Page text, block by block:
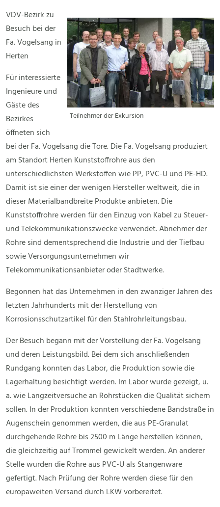
Teilnehmer der Exkursion
VDV-Bezirk zu
Besuch bei der
Fa. Vogelsang in
Herten
Für interessierte
Ingenieure und
Gäste des
Bezirkes
öffneten sich
bei der Fa. Vogelsang die Tore. Die Fa. Vogelsang produziert
am Standort Herten Kunststoffrohre aus den
unterschiedlichsten Werkstoffen wie PP, PVC-U und PE-HD.
Damit ist sie einer der wenigen Hersteller weltweit, die in
dieser Materialbandbreite Produkte anbieten. Die
Kunststoffrohre werden für den Einzug von Kabel zu Steuer-
und Telekommunikationszwecke verwendet. Abnehmer der
Rohre sind dementsprechend die Industrie und der Tiefbau
sowie Versorgungsunternehmen wir
Telekommunikationsanbieter oder Stadtwerke.
Begonnen hat das Unternehmen in den zwanziger Jahren des
letzten Jahrhunderts mit der Herstellung von
Korrosionsschutzartikel für den Stahlrohrleitungsbau.
Der Besuch begann mit der Vorstellung der Fa. Vogelsang
und deren Leistungsbild. Bei dem sich anschließenden
Rundgang konnten das Labor, die Produktion sowie die
Lagerhaltung besichtigt werden. Im Labor wurde gezeigt, u.
a. wie Langzeitversuche an Rohrstücken die Qualität sichern
sollen. In der Produktion konnten verschiedene Bandstraße in
Augenschein genommen werden, die aus PE-Granulat
durchgehende Rohre bis 2500 m Länge herstellen können,
die gleichzeitig auf Trommel gewickelt werden. An anderer
Stelle wurden die Rohre aus PVC-U als Stangenware
gefertigt. Nach Prüfung der Rohre werden diese für den
europaweiten Versand durch LKW vorbereitet.